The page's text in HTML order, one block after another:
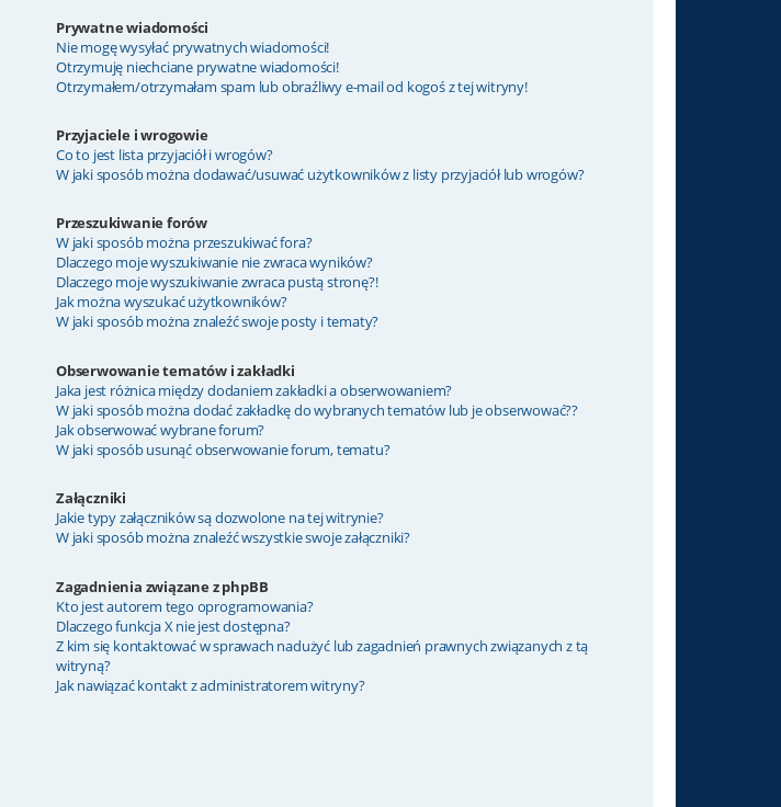
Prywatne wiadomości
Nie mogę wysyłać prywatnych wiadomości!
Otrzymuję niechciane prywatne wiadomości!
Otrzymałem/otrzymałam spam lub obraźliwy e-mail od kogoś z tej witryny!
Przyjaciele i wrogowie
Co to jest lista przyjaciół i wrogów?
W jaki sposób można dodawać/usuwać użytkowników z listy przyjaciół lub wrogów?
Przeszukiwanie forów
W jaki sposób można przeszukiwać fora?
Dlaczego moje wyszukiwanie nie zwraca wyników?
Dlaczego moje wyszukiwanie zwraca pustą stronę?!
Jak można wyszukać użytkowników?
W jaki sposób można znaleźć swoje posty i tematy?
Obserwowanie tematów i zakładki
Jaka jest różnica między dodaniem zakładki a obserwowaniem?
W jaki sposób można dodać zakładkę do wybranych tematów lub je obserwować??
Jak obserwować wybrane forum?
W jaki sposób usunąć obserwowanie forum, tematu?
Załączniki
Jakie typy załączników są dozwolone na tej witrynie?
W jaki sposób można znaleźć wszystkie swoje załączniki?
Zagadnienia związane z phpBB
Kto jest autorem tego oprogramowania?
Dlaczego funkcja X nie jest dostępna?
Z kim się kontaktować w sprawach nadużyć lub zagadnień prawnych związanych z tą
witryną?
Jak nawiązać kontakt z administratorem witryny?